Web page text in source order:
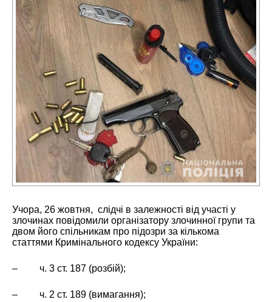
Учора, 26 жовтня, слідчі в залежності від участі у
злочинах повідомили організатору злочинної групи та
двом його спільникам про підозри за кількома
статтями Кримінального кодексу України:
– ч. 3 ст. 187 (розбій);
– ч. 2 ст. 189 (вимагання);